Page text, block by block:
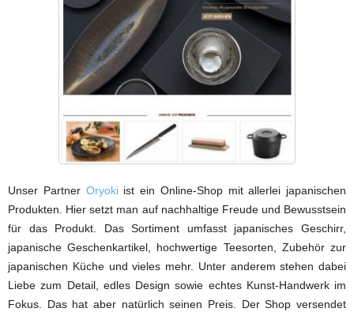
Unser Partner Oryokiist ein Online-Shop mit allerlei japanischen
Produkten. Hier setzt man auf nachhaltige Freude und Bewusstsein
für das Produkt. Das Sortiment umfasst japanisches Geschirr,
japanische Geschenkartikel, hochwertige Teesorten, Zubehör zur
japanischen Küche und vieles mehr. Unter anderem stehen dabei
Liebe zum Detail, edles Design sowie echtes Kunst-Handwerk im
Fokus. Das hat aber natürlich seinen Preis. Der Shop versendet